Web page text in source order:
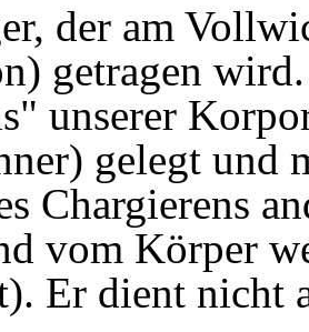
, der am
getragen
" unserer
gelegt und
Chargierens
vom Körper
Er dient nicht